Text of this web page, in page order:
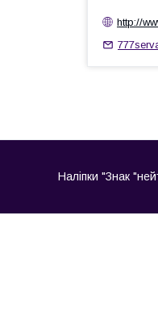
http://
Наліпки "Знак